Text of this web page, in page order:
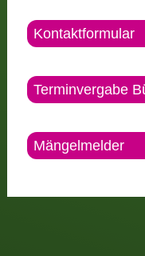
Kontaktformular
Terminvergabe
Mängelmelder